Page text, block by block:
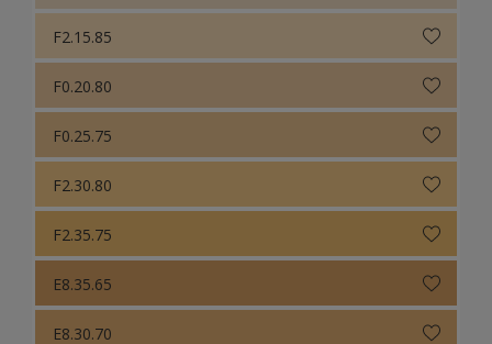
F2.15.85
F0.20.80
F0.25.75
F2.30.80
F2.35.75
E8.35.65
E8.30.70